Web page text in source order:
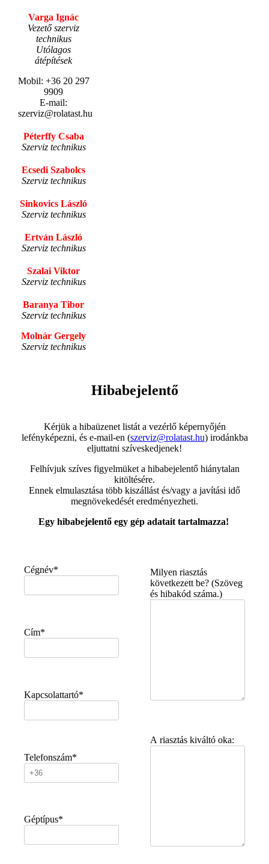
Varga Ignác
Vezető szerviz
technikus
Utólagos
átépítések
Mobil: +36 20 297
9909
E-mail:
szerviz@rolatast.hu
Péterffy Csaba
Szerviz technikus
Ecsedi Szabolcs
Szerviz technikus
Sinkovics László
Szerviz technikus
Ertván László
Szerviz technikus
Szalai Viktor
Szerviz technikus
Baranya Tibor
Szerviz technikus
Molnár Gergely
Szerviz technikus
Hibabejelentő
Kérjük a hibaüzenet listát a vezérlő képernyőjén
lefényképezni, és e-mail-en (szerviz@rolatast.hu) irodánkba
eljuttatni szíveskedjenek!
Felhívjuk szíves figyelmüket a hibabejelentő hiánytalan
kitöltésére.
Ennek elmulasztása több kiszállást és/vagy a javítási idő
megnövekedését eredményezheti.
Egy hibabejelentő egy gép adatait tartalmazza!
Cégnév*
Cím*
Kapcsolattartó*
Telefonszám*
Géptípus*
Milyen riasztás
következett be? (Szöveg
és hibakód száma.)
A riasztás kiváltó oka: